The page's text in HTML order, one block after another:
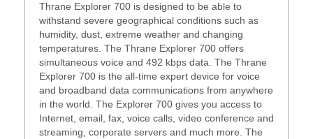
Thrane Explorer 700 is designed to be able to
withstand severe geographical conditions such as
humidity, dust, extreme weather and changing
temperatures. The Thrane Explorer 700 offers
simultaneous voice and 492 kbps data. The Thrane
Explorer 700 is the all-time expert device for voice
and broadband data communications from anywhere
in the world. The Explorer 700 gives you access to
Internet, email, fax, voice calls, video conference and
streaming, corporate servers and much more. The